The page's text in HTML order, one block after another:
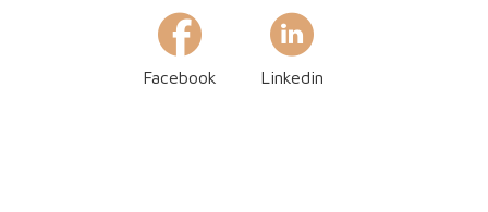
Facebook Linkedin